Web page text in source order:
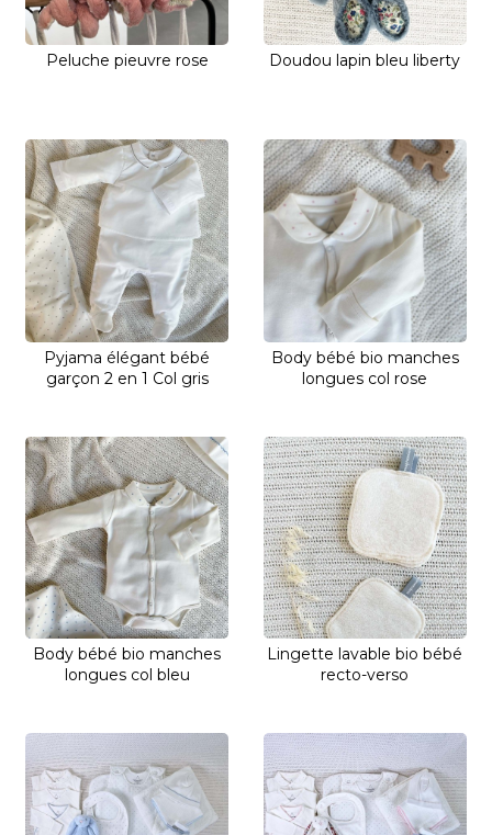
Peluche pieuvre rose Doudou lapin bleu liberty
Pyjama élégant bébé
garçon 2 en 1 Col gris
Body bébé bio manches
longues col rose
Body bébé bio manches
longues col bleu
Lingette lavable bio bébé
recto-verso